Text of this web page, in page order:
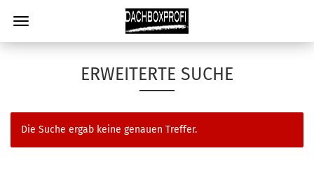
ERWEITERTE SUCHE
Die Suche ergab keine genauen Treffer.